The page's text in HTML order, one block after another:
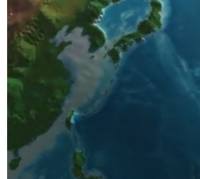
Gráficos en Movimiento
Imágenes Editoriales
Eventos Editoriales